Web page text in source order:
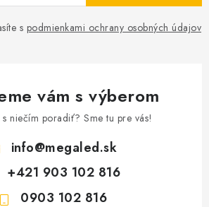
s podmienkami ochrany osobných údajov
vám s výberom
s niečím poradiť? Sme tu pre vás!
info@megaled.sk
+421 903 102 816
0903 102 816